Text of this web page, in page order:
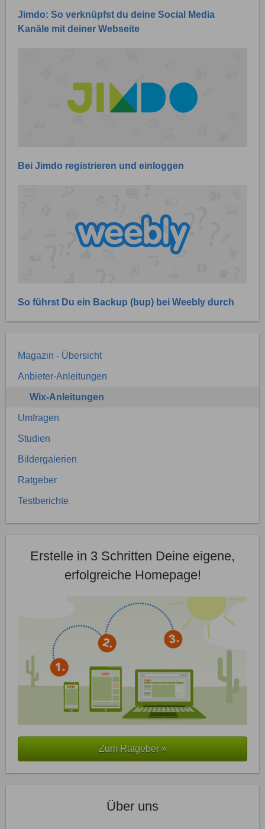
Jimdo: So verknüpfst du deine Social Media
Kanäle mit deiner Webseite
Bei Jimdo registrieren und einloggen
So führst Du ein Backup (bup) bei Weebly durch
Magazin - Übersicht
Anbieter-Anleitungen
Wix-Anleitungen
Umfragen
Studien
Bildergalerien
Ratgeber
Testberichte
Erstelle in 3 Schritten Deine eigene,
erfolgreiche Homepage!
Zum Ratgeber »
Über uns